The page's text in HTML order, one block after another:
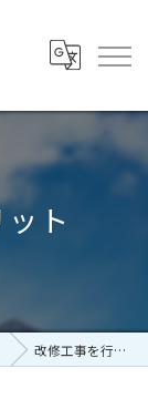
ト
改修工事を行うメリット